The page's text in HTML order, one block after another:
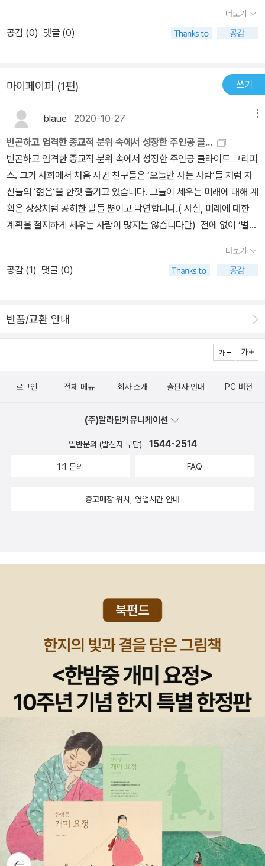
에 대한 꿈은 누구에게나 있을 법한데 지나치게 터부시하는 태도가
오히려 아들의 반발심을 이끌어 낸 것이 아닐지. 터무니없는 꿈을 꾸
처롭지는 않지만 그 마음은 이해가 된다. 자신이 죽은 뒤에도 세상은
아름다울 테고 사람들은 평범하게 살아갈 텐데. 유명하지도, 권력을
지니지 못한 많은 이들도 소박한 행복을 누릴 텐데. 얼마든지 누릴 수
있었을 삶이 그저 아깝다.
망, 행동, 윤리적 선택이 영혼이나 고결한 자유의지에 의한 것이 아니
라 몸 내부에서 일어나는 생물학적·화학적 작용과 외부 환경의 자극
에 의해 결정된다는 극단적인 결정론이자 자연주의적 시각이라고 한
기계이자 유기체로 바라보았으며, 남녀 간의 강렬한 끌림, 부와 명예
·사회적 현상을 도덕적 선택의 결과가 아닌 거부할 수 없는 화학적 끌
림과 반응의 결과물로 해석했는데, 이에 따라 도덕, 종교, 윤리, 법률
과 같은 사회적 규범은 인간의 원초적 본능과 화학 작용을 정당화하
거나 포장하기 위한 허울 좋은 겉치레에 불과하다고 보았단다. 그런
시각으로 보게 되면 드라이저의 대표작인 <시스터 캐리>에서 시골
출신의 캐리가 대도시의 물질적 화려함에 매료되어 타락해가는 과정
이나, <아메리카의 비극>에서 주인공 클라이드 그리피스가 신분 상
르고 결국 파멸을 맞이하는 서사는, 인물들이 악해서라기보다 거대한
사회적 톱니바퀴와 내부의 화학적 충동이라는 본능에 밀려 자연스럽
게 이끌려 간 비극적 결과라는 내로남불 같은 소리가 된다. 당연하게
깊은 윤리적 반발과 비판을 불러일으켰는데, 인간의 모든 행동을 단
한 범죄마저도 '뇌와 몸속의 화학 작용 때문일 뿐'이라며 책임을 회피
문이다. 실제로 대다수의 평범한 사람들은 매일 밤낮으로 분노, 성욕,
타인에게 피해를 주지 않고 질서를 유지하기 위해 스스로를 억제하고
계로 규정하는 것은 인간으로서 마땅히 가져야 할 인내와 도덕적 노
력을 완전히 무시하는 처사라는 지적을 아니할 수 없다. 자극을 받았
고 있으며ㅋ 자극과 행동 사이에 이성과 도덕이라는 브레이크를 작동
보다는, '개인의 노력과 도덕적 의지만 있다면 얼마든지 성공할 수 있
를 폭로하는 데 목적이 있었더라는 속사정을 확인하고 가쟈..그러니
까 사회적 시스템과 자본주의의 거대한 압박 앞에서 개인이 아무리
무너질 수 있는지를 보여줌으로써, 개인에게만 모조리 도덕적 십자가
를 지우고 정작 그 인물을 비극으로 몰아넣은 거대한 환경과 본능의
힘을 모른 척하는 사회야말로 진정 무책임한 것 아니냐는 냉소적인
반문을 던진 것은 아닐까. 게다가 역설적이게도 드라이저의 이러한
건조한 인간관은 그의 소설을 그 어떤 문학보다 강력하고 압도적으로
몰입하게 만드는 마법 같은 원동력이 되기도 한다. 작가가 섣불리 도
덕적 교훈을 주려 하거나 선악의 잣대로 인물들을 심판하지 않고, 대
도시라는 거대한 무대 위에서 인간의 속물근성과 솔직한 욕망이 어떻
게 타오르고 무너져 내리는지를 생태 다큐멘터리처럼 날것 그대로 세
밀하게 스케치하기 때문에 내가 차마 밖으로 꺼내지 못했던 인간 본
연의 약함과 욕망을 목격하며 깊은 몰입감을 느끼게 된다. 비록 드라
이저는 인간을 본능과 환경에 휘둘리는 무력한 존재로 바라보았을지
라도, 그 약한 존재들이 헛된 꿈을 꾸고, 갈망하고, 결국 거대한 현실
더보기
공감 (0) 댓글 (0)
마이페이퍼 (1편) 쓰기
blaue 2020-10-27
빈곤하고 엄격한 종교적 분위 속에서 성장한 주인공 클...
빈곤하고 엄격한 종교적 분위 속에서 성장한 주인공 클라이드 그리피
스. 그가 사회에서 처음 사귄 친구들은 ‘오늘만 사는 사람‘들 처럼 자
신들의 ‘젊음‘을 한껏 즐기고 있습니다. 그들이 세우는 미래에 대해 계
획은 상상처럼 공허한 말들 뿐이고 막연합니다.( 사실, 미래에 대한
계획을 철저하게 세우는 사람이 많지는 않습니다만) 전에 없이 ‘벌
그들과 어울리는 것이었고, 발전적인 방향과는 거리가 멀었습니다.
특히, 그가 한 눈에 반한 호튼스에 대한 집착이랄까 그녀가 이용하는
대로 움직이게 되는 그의 모습은 이후의 사건들을 암시하는 것 같기
생각합니다만, 막상 일을 시작하게 됐을 때 그는 좋은 자리를 잡을 능
의 조카‘라는 막연한 지위로 사람들의 관심과 오해를 샀고 그것이 본
결정적인 순간에 늘 좋지 않은 쪽이었습니다. 책임감과는 거리가 먼
‘그리피스‘ 집안 만큼이나 부유한 집안의 사랑스러운 손드라가 기꺼
이 그가 바라마지 않는 ‘사교계‘에 들어갈 열쇠가 되어주고 함께 도주
한 다음엔 그 집안의 유산도 자기 손에 들어오게 될 것은 자명해 보였
사진이지만 클라이드의 생각으로는 손에 잡힐듯 가까이 다가온 꿈이
회가 없었기 때문에 계속 그런 선택을 반복하고 있는 것은 아니었을
가 없었을까 생각하게하는 부분들이 많습니다.열심히 일하면 누구나
성공한다고 하지만 결국 부를 지키기 위해 소비되는 노동자, 부모 덕
에 편안한 생활을 당연하게 누리는 소수의 부유층. 그리도 빠듯하지
만 어쨌든 하루하루를 꾸려가는 대다수의 사람들이 지탱하고 있는 사
회 그것이 ‘아메리칸 드림‘의 실체인지도 모르겠습니다. 그래서 제목
않는 것이 21세기 들어 더욱 견고해 졌다고 하지만 이 작품이 쓰여진
시기에는 아예 대 놓고 신분에 대한 구별이 있습니다.‘클라이드 그리
피스‘라는 인물이 단지 그런 사회적 시스템 때문에 만들어졌다고 할
수는 없지만, 큰 역할을 한 것은 분명하다고 봅니다. 특히, 이 작품이
1925년 발표됐다는 점이 놀랍다. 현대 자본주의의 상징이라고 할 수
있는 ‘미국‘이긴 하지만, 근대에서 현대로의 전환, 산업화가 놀랍도록
이른 시기에 이루어진 것 같습니다. 인물 들에 대해 ‘판단‘은 하지 않
지만, 어떤 상황에 대해서도 가차없이 세밀한 묘사가 이루어집니다.
더보기
공감 (1) 댓글 (0)
반품/교환 안내
뒤로가
로그인 전체 메뉴 회사 소개 출판사 안내 PC 버전
(주)알라딘커뮤니케이션
일반문의 (발신자 부담) 1544-2514
1:1 문의 FAQ
중고매장 위치, 영업시간 안내